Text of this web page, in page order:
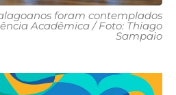
foram contemplados
Acadêmica / Foto: Thiago
Sampaio